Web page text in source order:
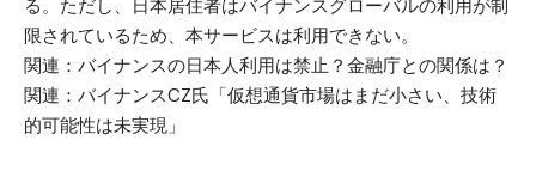
る。ただし、日本居住者はバイナンスグローバルの利用が制
限されているため、本サービスは利用できない。
関連： バイナンスの日本人利用は禁止？金融庁との関係は？
関連： バイナンスCZ氏「仮想通貨市場はまだ小さい、技術
的可能性は未実現」